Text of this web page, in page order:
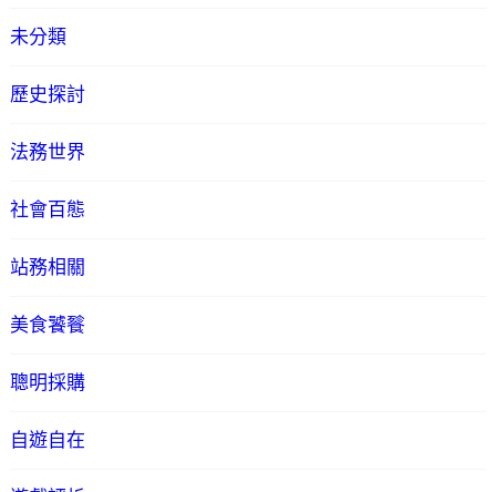
未分類
歷史探討
法務世界
社會百態
站務相關
美食饕餮
聰明採購
自遊自在